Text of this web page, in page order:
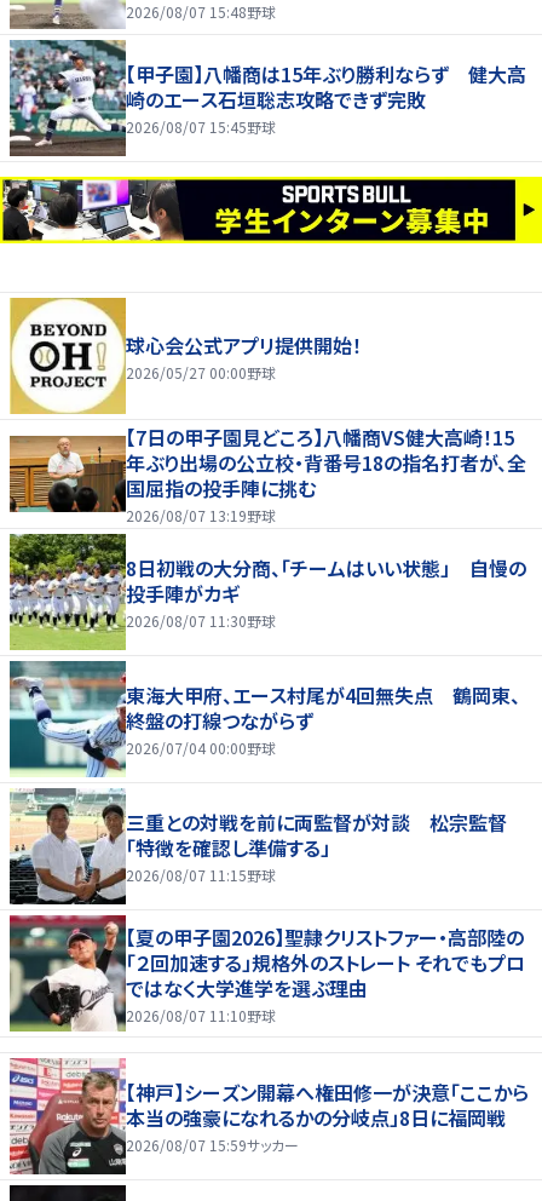
2026/08/07 15:48野球
【甲子園】八幡商は15年ぶり勝利ならず 健大高
崎のエース石垣聡志攻略できず完敗
2026/08/07 15:45野球
球心会公式アプリ提供開始！
2026/05/27 00:00野球
【7日の甲子園見どころ】八幡商VS健大高崎！15
年ぶり出場の公立校・背番号18の指名打者が、全
国屈指の投手陣に挑む
2026/08/07 13:19野球
8日初戦の大分商、「チームはいい状態」 自慢の
投手陣がカギ
2026/08/07 11:30野球
東海大甲府、エース村尾が4回無失点 鶴岡東、
終盤の打線つながらず
2026/07/04 00:00野球
三重との対戦を前に両監督が対談 松宗監督
「特徴を確認し準備する」
2026/08/07 11:15野球
【夏の甲子園2026】聖隷クリストファー・高部陸の
「２回加速する」規格外のストレート それでもプロ
ではなく大学進学を選ぶ理由
2026/08/07 11:10野球
【神戸】シーズン開幕へ権田修一が決意「ここから
本当の強豪になれるかの分岐点」8日に福岡戦
2026/08/07 15:59サッカー